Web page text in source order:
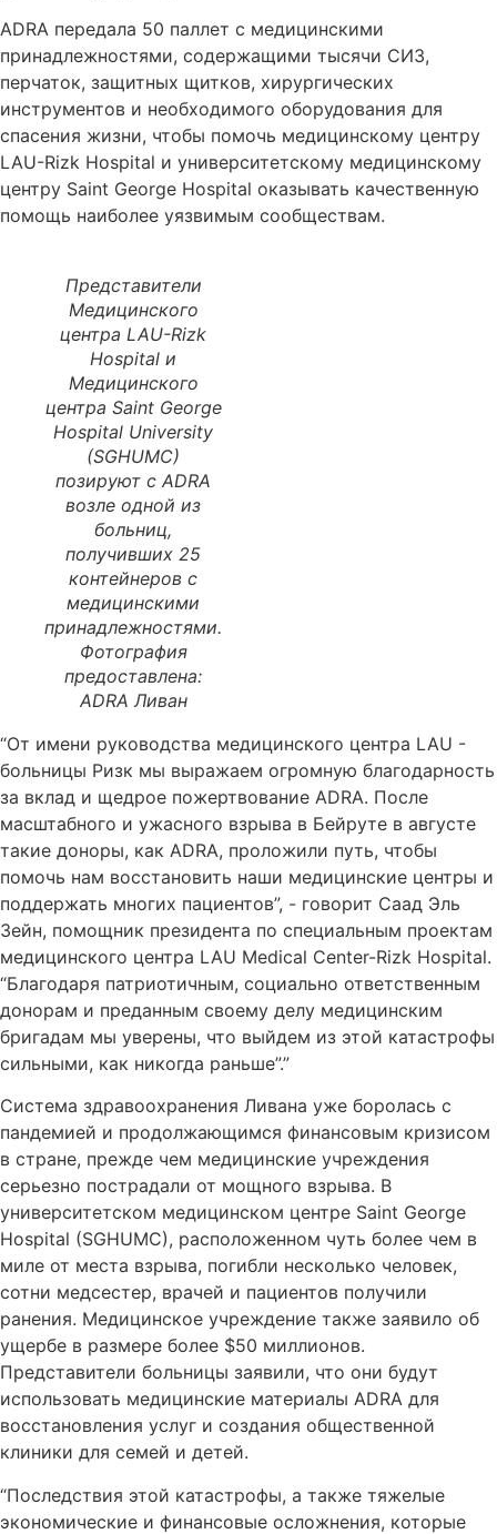
ADRA передала 50 паллет с медицинскими
принадлежностями, содержащими тысячи СИЗ,
перчаток, защитных щитков, хирургических
инструментов и необходимого оборудования для
спасения жизни, чтобы помочь медицинскому центру
LAU-Rizk Hospital и университетскому медицинскому
центру Saint George Hospital оказывать качественную
помощь наиболее уязвимым сообществам.
Представители
Медицинского
центра LAU-Rizk
Hospital и
Медицинского
центра Saint George
Hospital University
(SGHUMC)
позируют с ADRA
возле одной из
больниц,
получивших 25
контейнеров с
медицинскими
принадлежностями.
Фотография
предоставлена:
ADRA Ливан
“От имени руководства медицинского центра LAU -
больницы Ризк мы выражаем огромную благодарность
за вклад и щедрое пожертвование ADRA. После
масштабного и ужасного взрыва в Бейруте в августе
такие доноры, как ADRA, проложили путь, чтобы
помочь нам восстановить наши медицинские центры и
поддержать многих пациентов”, - говорит Саад Эль
Зейн, помощник президента по специальным проектам
медицинского центра LAU Medical Center-Rizk Hospital.
“Благодаря патриотичным, социально ответственным
донорам и преданным своему делу медицинским
бригадам мы уверены, что выйдем из этой катастрофы
сильными, как никогда раньше”.”
Система здравоохранения Ливана уже боролась с
пандемией и продолжающимся финансовым кризисом
в стране, прежде чем медицинские учреждения
серьезно пострадали от мощного взрыва. В
университетском медицинском центре Saint George
Hospital (SGHUMC), расположенном чуть более чем в
миле от места взрыва, погибли несколько человек,
сотни медсестер, врачей и пациентов получили
ранения. Медицинское учреждение также заявило об
ущербе в размере более $50 миллионов.
Представители больницы заявили, что они будут
использовать медицинские материалы ADRA для
восстановления услуг и создания общественной
клиники для семей и детей.
“Последствия этой катастрофы, а также тяжелые
экономические и финансовые осложнения, которые